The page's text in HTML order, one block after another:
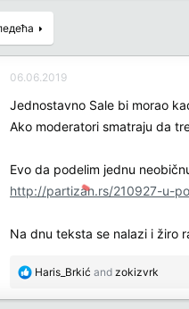
06.06.2019
Jednostavno Sale bi morao
Ako moderatori smatraju da
Evo da podelim jednu
http://partizan.rs/210927-u-
Na dnu teksta se nalazi i žiro
R
Haris_Brkić and zokizvrk